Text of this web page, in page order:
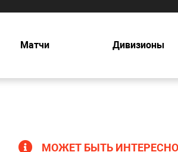
Матчи Дивизионы
МОЖЕТ БЫТЬ ИНТЕРЕСНО